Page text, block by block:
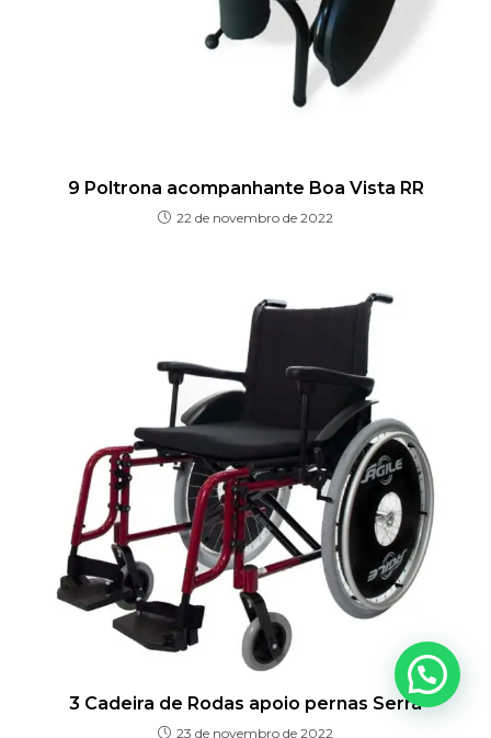
9 Poltrona acompanhante Boa Vista RR
22 de novembro de 2022
3 Cadeira de Rodas apoio pernas Serra
23 de novembro de 2022